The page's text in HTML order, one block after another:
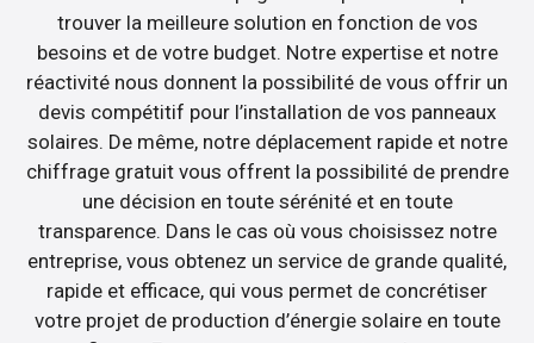
trouver la meilleure solution en fonction de vos
besoins et de votre budget. Notre expertise et notre
réactivité nous donnent la possibilité de vous offrir un
devis compétitif pour l’installation de vos panneaux
solaires. De même, notre déplacement rapide et notre
chiffrage gratuit vous offrent la possibilité de prendre
une décision en toute sérénité et en toute
transparence. Dans le cas où vous choisissez notre
entreprise, vous obtenez un service de grande qualité,
rapide et efficace, qui vous permet de concrétiser
votre projet de production d’énergie solaire en toute